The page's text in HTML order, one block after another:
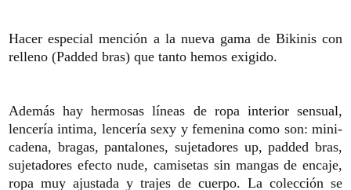
Hacer especial mención a la nueva gama de Bikinis con
relleno (Padded bras) que tanto hemos exigido.
Además hay hermosas líneas de ropa interior sensual,
lencería intima, lencería sexy y femenina como son: mini-
cadena, bragas, pantalones, sujetadores up, padded bras,
sujetadores efecto nude, camisetas sin mangas de encaje,
ropa muy ajustada y trajes de cuerpo. La colección se